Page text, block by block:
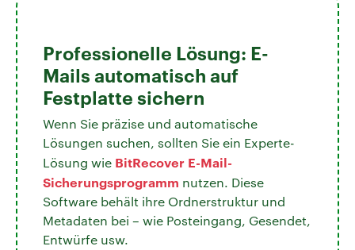
Professionelle Lösung: E-
Mails automatisch auf
Festplatte sichern
Wenn Sie präzise und automatische
Lösungen suchen, sollten Sie ein Experte-
Lösung wie BitRecover E-Mail-
Sicherungsprogramm nutzen. Diese
Software behält ihre Ordnerstruktur und
Metadaten bei – wie Posteingang, Gesendet,
Entwürfe usw.